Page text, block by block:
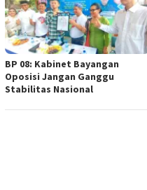
BP 08: Kabinet Bayangan
Oposisi Jangan Ganggu
Stabilitas Nasional